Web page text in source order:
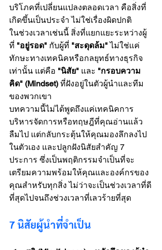
บริโภคที่เปลี่ยนแปลงตลอดเวลา คือสิ่งที่
เกิดขึ้นเป็นประจำ ไม่ใช่เรื่องผิดปกติ
ในช่วงเวลาเช่นนี้ สิ่งที่แยกแยะระหว่างผู้
ที่ "อยู่รอด" กับผู้ที่ "สะดุดล้ม" ไม่ใช่แค่
ทักษะทางเทคนิคหรือกลยุทธ์ทางธุรกิจ
เท่านั้น แต่คือ "นิสัย" และ "กรอบความ
คิด" (Mindset) ที่ฝังอยู่ในตัวผู้นำและทีม
ของพวกเขา
บทความนี้ไม่ได้พูดถึงแค่เทคนิคการ
บริหารจัดการหรือทฤษฎีที่คุณอ่านแล้ว
ลืมไป แต่กลับกระตุ้นให้คุณมองลึกลงไป
ในตัวเอง และปลูกฝังนิสัยสำคัญ 7
ประการ ซึ่งเป็นพฤติกรรมจำเป็นที่จะ
เตรียมความพร้อมให้คุณและองค์กรของ
คุณสำหรับทุกสิ่ง ไม่ว่าจะเป็นช่วงเวลาที่ดี
ที่สุดไปจนถึงช่วงเวลาที่เลวร้ายที่สุด
7 นิสัยผู้นำที่จำเป็น